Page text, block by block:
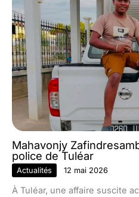
Mahavonjy
police de Tuléar
Actualités 12 mai 2026
À Tuléar, une affaire suscite